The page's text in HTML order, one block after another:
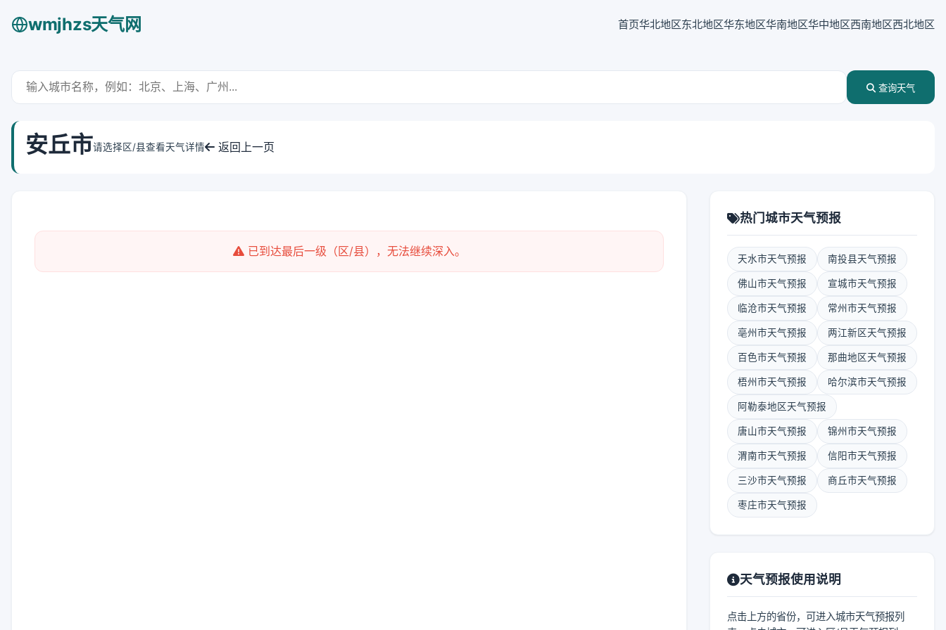
wmjhzs天气网 首页华北地区东北地区华东地区华南地区华中地区西南地区西北地区
查询天气
安丘市请选择区/县查看天气详情 返回上一页
已到达最后一级（区/县），无法继续深入。
热门城市天气预报
天水市天气预报 南投县天气预报
佛山市天气预报 宣城市天气预报
临沧市天气预报 常州市天气预报
亳州市天气预报 两江新区天气预报
百色市天气预报 那曲地区天气预报
梧州市天气预报 哈尔滨市天气预报
阿勒泰地区天气预报
唐山市天气预报 锦州市天气预报
渭南市天气预报 信阳市天气预报
三沙市天气预报 商丘市天气预报
枣庄市天气预报
天气预报使用说明
点击上方的省份，可进入城市天气预报列